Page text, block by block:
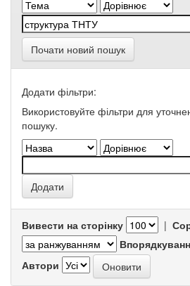
Почати новий пошук
Додати фільтри:
Використовуйте фільтри для
пошуку.
Вивести на сторінку |
Автори